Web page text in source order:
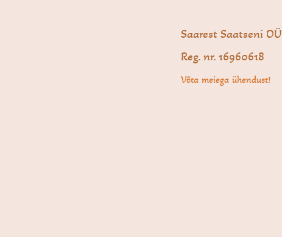
Saarest Saatseni OÜ
Reg. nr. 16960618
Võta meiega ühendust!